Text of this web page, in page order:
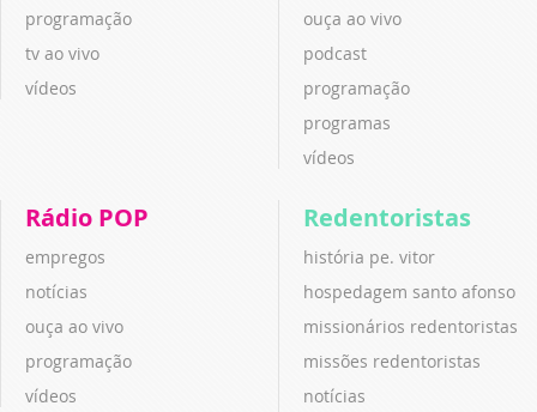
programação
tv ao vivo
vídeos
ouça ao vivo
podcast
programação
programas
vídeos
Rádio POP
empregos
notícias
ouça ao vivo
programação
vídeos
Redentoristas
história pe. vitor
hospedagem santo afonso
missionários redentoristas
missões redentoristas
notícias